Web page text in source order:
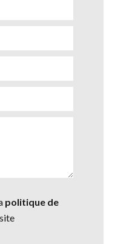
politique de